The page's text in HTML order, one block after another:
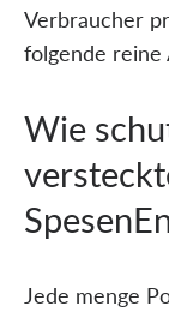
Verbraucher
folgende reine
Wie
Jede menge